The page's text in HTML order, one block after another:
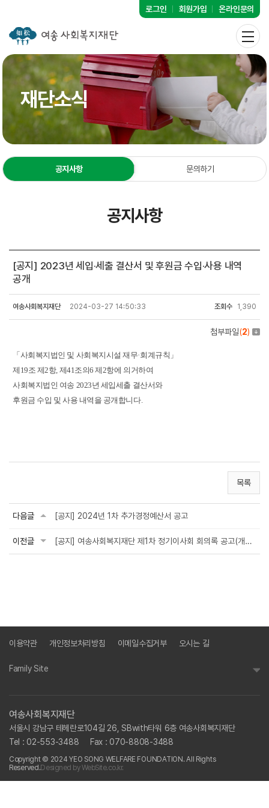
로그인 회원가입 온라인문의
재단소식
공지사항 문의하기
공지사항
[공지] 2023년 세입·세출 결산서 및 후원금 수입·사용 내역
공개
여송사회복지재단 2024-03-27 14:50:33 조회수 1,390
첨부파일(2)
「사회복지법인 및 사회복지시설 재무·회계규칙」
제19조 제2항, 제41조의6 제2항에 의거하여
사회복지법인 여송 2023년 세입세출 결산서와
후원금 수입 및 사용 내역을 공개합니다.
목록
다음글 [공지] 2024년 1차 추가경정예산서 공고
이전글 [공지] 여송사회복지재단 제1차 정기이사회 회의록 공고(개최일: 2024. 3. 25)
이용약관 개인정보처리방침 이메일수집거부 오시는 길
Family Site
여송사회복지재단
서울시 강남구 테헤란로104길 26, SBwith타워 6층 여송사회복지재단
Tel : 02-553-3488
Fax : 070-8808-3488
Copyright © 2024 YEO SONG WELFARE FOUNDATION. All Rights
Reserved.Designed by WebSite.co.kr.